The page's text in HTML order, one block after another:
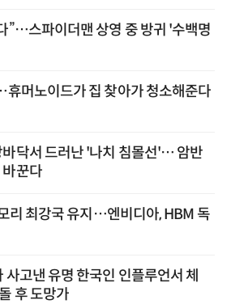
”…스파이더맨 상영 중 방귀 '수백명
머노이드가 집 찾아가 청소해준다
바닥서 드러난 '나치 침몰선'… 암반
꾼다
리 최강국 유지…엔비디아, HBM 독
사고낸 유명 한국인 인플루언서 체
후 도망가